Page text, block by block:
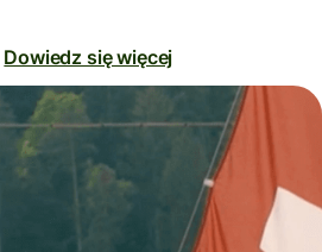
Dowiedz się więcej